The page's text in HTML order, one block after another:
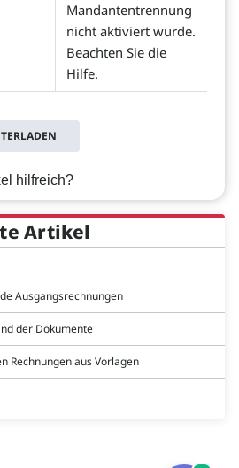
Mandantentrennung
nicht aktiviert wurde.
Beachten Sie die
Hilfe.
hilfreich?
Artikel
Ausgangsrechnungen
der Dokumente
Rechnungen aus Vorlagen